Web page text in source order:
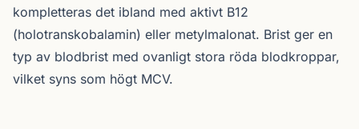
kompletteras det ibland med aktivt B12
(holotranskobalamin) eller metylmalonat. Brist ger en
typ av blodbrist med ovanligt stora röda blodkroppar,
vilket syns som högt MCV.